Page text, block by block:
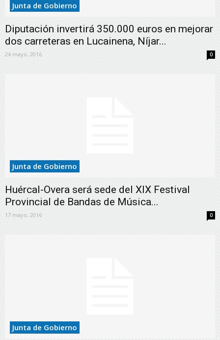
Junta de Gobierno
Diputación invertirá 350.000 euros en mejorar
dos carreteras en Lucainena, Níjar...
24 mayo, 2016 0
Junta de Gobierno
Huércal-Overa será sede del XIX Festival
Provincial de Bandas de Música...
17 mayo, 2016 0
Junta de Gobierno